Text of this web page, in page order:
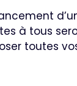
à tous
toutes